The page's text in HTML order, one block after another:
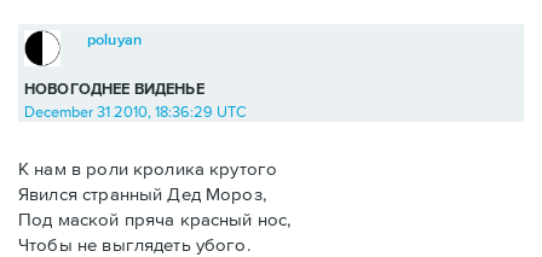
НОВОГОДНЕЕ ВИДЕНЬЕ
poluyan
December 31 2010, 18:36:29 UTC
К нам в роли кролика крутого
Явился странный Дед Мороз,
Под маской пряча красный нос,
Чтобы не выглядеть убого.